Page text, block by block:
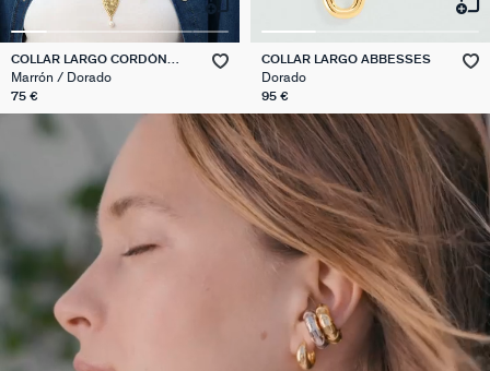
COLLAR LARGO CORDÓN
PANGEA
Marrón / Dorado
75 €
COLLAR LARGO ABBESSES
Dorado
95 €